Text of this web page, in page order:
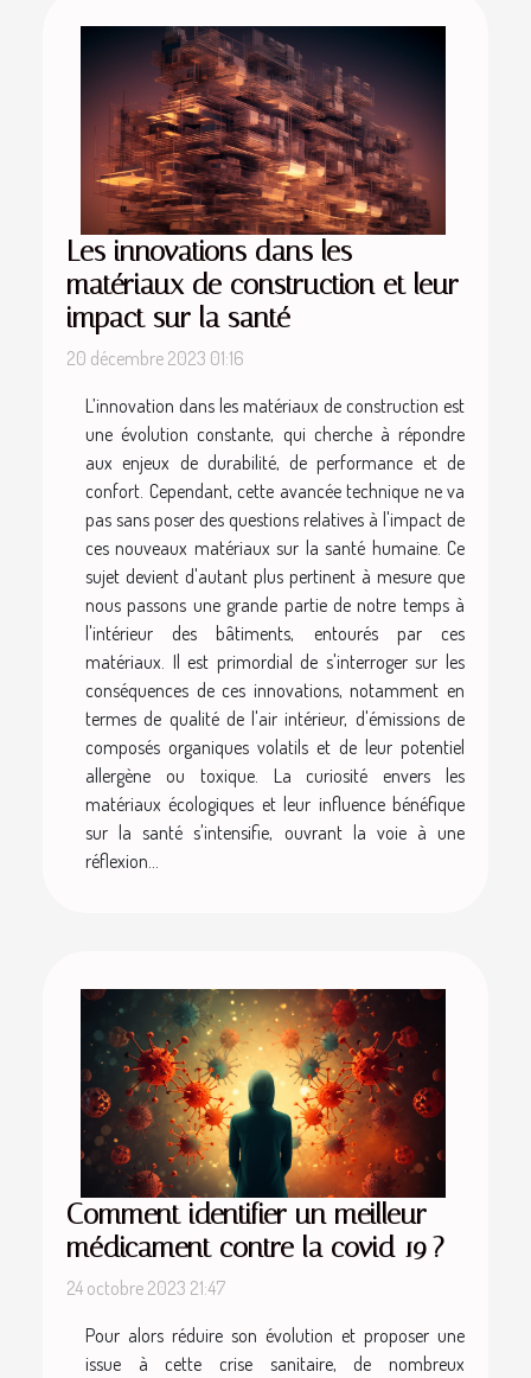
Les innovations dans les
matériaux de construction et leur
impact sur la santé
20 décembre 2023 01:16
L’innovation dans les matériaux de construction est
une évolution constante, qui cherche à répondre
aux enjeux de durabilité, de performance et de
confort. Cependant, cette avancée technique ne va
pas sans poser des questions relatives à l'impact de
ces nouveaux matériaux sur la santé humaine. Ce
sujet devient d'autant plus pertinent à mesure que
nous passons une grande partie de notre temps à
l'intérieur des bâtiments, entourés par ces
matériaux. Il est primordial de s'interroger sur les
conséquences de ces innovations, notamment en
termes de qualité de l'air intérieur, d'émissions de
composés organiques volatils et de leur potentiel
allergène ou toxique. La curiosité envers les
matériaux écologiques et leur influence bénéfique
sur la santé s'intensifie, ouvrant la voie à une
réflexion...
Comment identifier un meilleur
médicament contre la covid 19 ?
24 octobre 2023 21:47
Pour alors réduire son évolution et proposer une
issue à cette crise sanitaire, de nombreux